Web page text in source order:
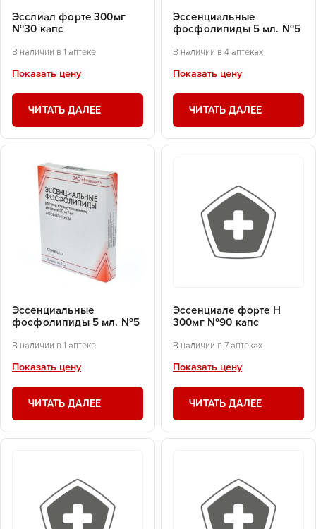
Эсслиал форте 300мг
№30 капс
В наличии в 1 аптеке
Показать цену
ЧИТАТЬ ДАЛЕЕ
Эссенциальные
фосфолипиды 5 мл. №5
В наличии в 4 аптеках
Показать цену
ЧИТАТЬ ДАЛЕЕ
Эссенциальные
фосфолипиды 5 мл. №5
В наличии в 1 аптеке
Показать цену
ЧИТАТЬ ДАЛЕЕ
Эссенциале форте Н
300мг №90 капс
В наличии в 7 аптеках
Показать цену
ЧИТАТЬ ДАЛЕЕ